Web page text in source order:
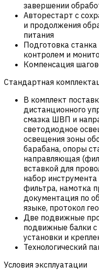
завершении
Авторестарт с
и продолжения
питания
Подготовка
контролем и
Компенсация
Стандартная
В комплект
дистанционного
смазка ШВП и
светодиодное
освещения зоны
барабана, опоры
направляющая
вставкой для
набор
фильтра, намотка
документация по
языке, протокол
Две подвижные
подвижные балки
установки и
Технологический
Условия эксплуатации